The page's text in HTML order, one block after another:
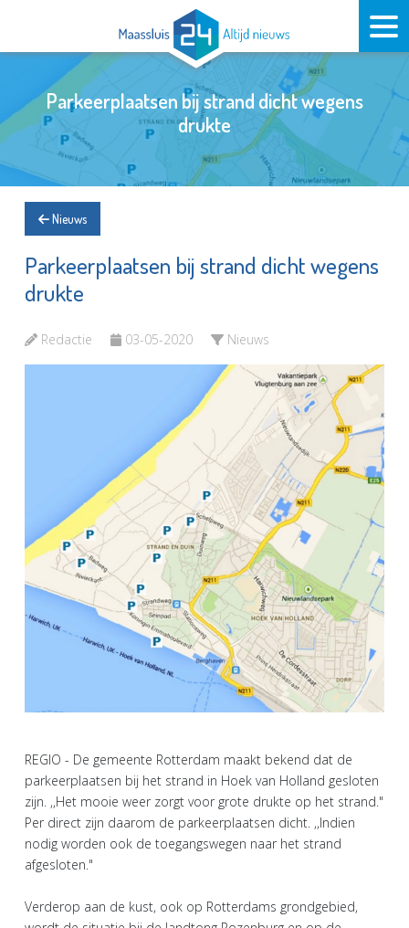
Parkeerplaatsen bij strand dicht wegens
drukte
Nieuws
Parkeerplaatsen bij strand dicht wegens
drukte
Redactie 03-05-2020 Nieuws
REGIO - De gemeente Rotterdam maakt bekend dat de
parkeerplaatsen bij het strand in Hoek van Holland gesloten
zijn. ,,Het mooie weer zorgt voor grote drukte op het strand."
Per direct zijn daarom de parkeerplaatsen dicht. ,,Indien
nodig worden ook de toegangswegen naar het strand
afgesloten."
Verderop aan de kust, ook op Rotterdams grondgebied,